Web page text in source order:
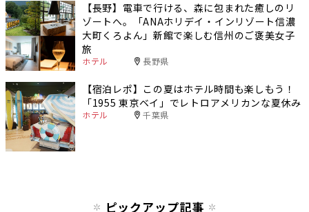
【長野】電車で行ける、森に包まれた癒しのリ
ゾートへ。「ANAホリデイ・インリゾート信濃
大町くろよん」新館で楽しむ信州のご褒美女子
旅
ホテル 長野県
【宿泊レポ】この夏はホテル時間も楽しもう！
「1955 東京ベイ」でレトロアメリカンな夏休み
ホテル 千葉県
ピックアップ記事